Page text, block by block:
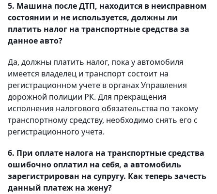
5. Машина после ДТП, находится в неисправном
состоянии и не используется, должны ли
платить налог на транспортные средства за
данное авто?
Да, должны платить налог, пока у автомобиля
имеется владелец и транспорт состоит на
регистрационном учете в органах Управления
дорожной полиции РК. Для прекращения
исполнения налогового обязательства по такому
транспортному средству, необходимо снять его с
регистрационного учета.
6. При оплате налога на транспортные средства
ошибочно оплатил на себя, а автомобиль
зарегистрирован на супругу. Как теперь зачесть
данный платеж на жену?